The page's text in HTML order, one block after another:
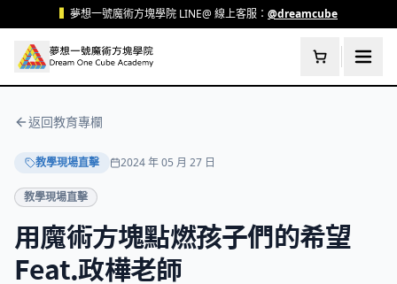
跳至主要內容夢想一號魔術方塊學院 LINE@ 線上客服： @dreamcube
返回教育專欄
教學現場直擊 2024 年 05 月 27 日
教學現場直擊
用魔術方塊點燃孩子們的希望
Feat.政樺老師